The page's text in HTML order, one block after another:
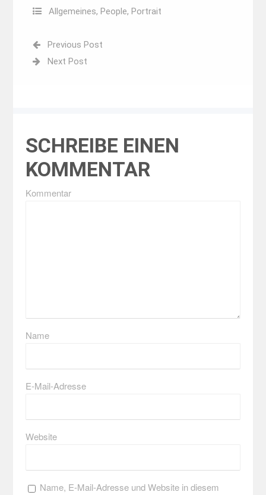
Allgemeines, People, Portrait
Previous Post
Next Post
SCHREIBE EINEN
KOMMENTAR
Kommentar
Name
E-Mail-Adresse
Website
Name, E-Mail-Adresse und Website in diesem